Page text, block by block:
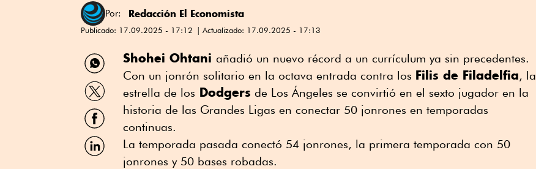
Por: Redacción El Economista
Publicado: 17.09.2025 - 17:12 Actualizado: 17.09.2025 - 17:13
Compartir
por
WhatsApp
Compartir
por
Twitter
Compartir
por
Facebook
Compartir
por
Shohei Ohtani añadió un nuevo récord a un currículum ya sin precedentes.
Con un jonrón solitario en la octava entrada contra los Filis de Filadelfia, la
estrella de los Dodgers de Los Ángeles se convirtió en el sexto jugador en la
historia de las Grandes Ligas en conectar 50 jonrones en temporadas
continuas.
La temporada pasada conectó 54 jonrones, la primera temporada con 50
jonrones y 50 bases robadas.